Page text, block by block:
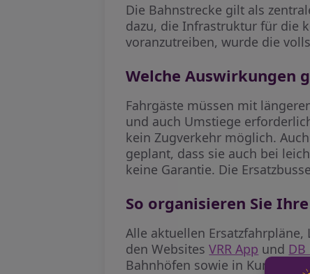
Die Bahnstrecke gilt als
dazu, die Infrastruktur für die
voranzutreiben, wurde die
Welche Auswirkungen
Fahrgäste müssen mit
und auch Umstiege
kein Zugverkehr möglich.
geplant, dass sie auch bei
keine Garantie. Die
So organisieren Sie
Alle aktuellen Ersatzfahrpläne,
den WebsitesVRR App und
Bahnhöfen sowie in